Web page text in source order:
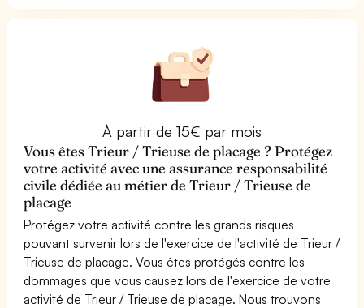
À partir de 15€ par mois
Vous êtes Trieur / Trieuse de placage ? Protégez
votre activité avec une assurance responsabilité
civile dédiée au métier de Trieur / Trieuse de
placage
Protégez votre activité contre les grands risques
pouvant survenir lors de l'exercice de l'activité de Trieur /
Trieuse de placage. Vous êtes protégés contre les
dommages que vous causez lors de l'exercice de votre
activité de Trieur / Trieuse de placage. Nous trouvons